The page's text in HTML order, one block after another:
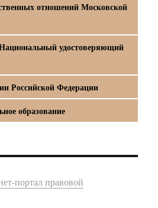
отношений Московской
удостоверяющий
Российской Федерации
образование
портал правовой